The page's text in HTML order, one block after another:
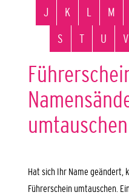
J
K L M
S
T U V
umtauschen
Hat sich Ihr Name geändert,
Führerschein umtauschen.